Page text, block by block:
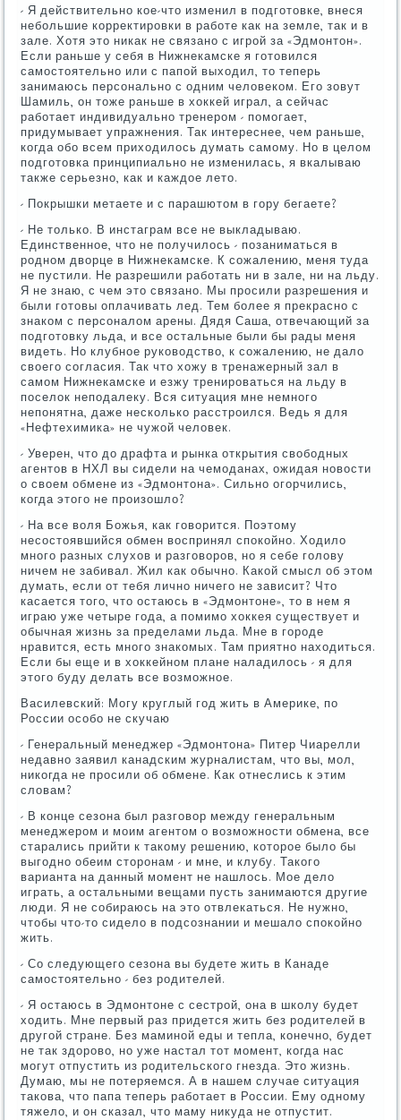
- Я действительно кое-что изменил в подготовке, внеся
небольшие корректировки в работе как на земле, так и в
зале. Хотя это никак не связано с игрой за «Эдмонтон».
Если раньше у себя в Нижнекамске я готовился
самостоятельно или с папой выходил, то теперь
занимаюсь персонально с одним человеком. Его зовут
Шамиль, он тоже раньше в хоккей играл, а сейчас
работает индивидуально тренером - помогает,
придумывает упражнения. Так интереснее, чем раньше,
когда обо всем приходилось думать самому. Но в целом
подготовка принципиально не изменилась, я вкалываю
также серьезно, как и каждое лето.
- Покрышки метаете и с парашютом в гору бегаете?
- Не только. В инстаграм все не выкладываю.
Единственное, что не получилось - позаниматься в
родном дворце в Нижнекамске. К сожалению, меня туда
не пустили. Не разрешили работать ни в зале, ни на льду.
Я не знаю, с чем это связано. Мы просили разрешения и
были готовы оплачивать лед. Тем более я прекрасно с
знаком с персоналом арены. Дядя Саша, отвечающий за
подготовку льда, и все остальные были бы рады меня
видеть. Но клубное руководство, к сожалению, не дало
своего согласия. Так что хожу в тренажерный зал в
самом Нижнекамске и езжу тренироваться на льду в
поселок неподалеку. Вся ситуация мне немного
непонятна, даже несколько расстроился. Ведь я для
«Нефтехимика» не чужой человек.
- Уверен, что до драфта и рынка открытия свободных
агентов в НХЛ вы сидели на чемоданах, ожидая новости
о своем обмене из «Эдмонтона». Сильно огорчились,
когда этого не произошло?
- На все воля Божья, как говорится. Поэтому
несостоявшийся обмен воспринял спокойно. Ходило
много разных слухов и разговоров, но я себе голову
ничем не забивал. Жил как обычно. Какой смысл об этом
думать, если от тебя лично ничего не зависит? Что
касается того, что остаюсь в «Эдмонтоне», то в нем я
играю уже четыре года, а помимо хоккея существует и
обычная жизнь за пределами льда. Мне в городе
нравится, есть много знакомых. Там приятно находиться.
Если бы еще и в хоккейном плане наладилось - я для
этого буду делать все возможное.
Василевский: Могу круглый год жить в Америке, по
России особо не скучаю
- Генеральный менеджер «Эдмонтона» Питер Чиарелли
недавно заявил канадским журналистам, что вы, мол,
никогда не просили об обмене. Как отнеслись к этим
словам?
- В конце сезона был разговор между генеральным
менеджером и моим агентом о возможности обмена, все
старались прийти к такому решению, которое было бы
выгодно обеим сторонам - и мне, и клубу. Такого
варианта на данный момент не нашлось. Мое дело
играть, а остальными вещами пусть занимаются другие
люди. Я не собираюсь на это отвлекаться. Не нужно,
чтобы что-то сидело в подсознании и мешало спокойно
жить.
- Со следующего сезона вы будете жить в Канаде
самостоятельно - без родителей.
- Я остаюсь в Эдмонтоне с сестрой, она в школу будет
ходить. Мне первый раз придется жить без родителей в
другой стране. Без маминой еды и тепла, конечно, будет
не так здорово, но уже настал тот момент, когда нас
могут отпустить из родительского гнезда. Это жизнь.
Думаю, мы не потеряемся. А в нашем случае ситуация
такова, что папа теперь работает в России. Ему одному
тяжело, и он сказал, что маму никуда не отпустит.